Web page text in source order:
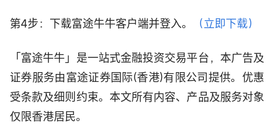
第4步：下载富途牛牛客户端并登入。 （立即下载）
「富途牛牛」是一站式金融投资交易平台，本广告及
证券服务由富途证券国际(香港)有限公司提供。优惠
受条款及细则约束。本文所有内容、产品及服务对象
仅限香港居民。